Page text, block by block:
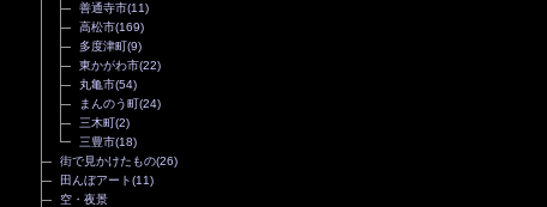
善通寺市(11)
高松市(169)
多度津町(9)
東かがわ市(22)
丸亀市(54)
まんのう町(24)
三木町(2)
三豊市(18)
街で見かけたもの(26)
田んぼアート(11)
空・夜景